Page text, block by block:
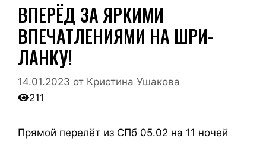
ВПЕРЁД ЗА ЯРКИМИ
ВПЕЧАТЛЕНИЯМИ НА ШРИ-
ЛАНКУ!
14.01.2023 от Кристина Ушакова
211
Прямой перелёт из СПб 05.02 на 11 ночей